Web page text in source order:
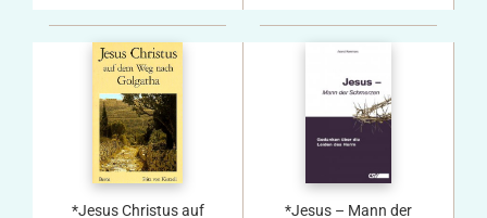
*Jesus Christus auf
*Jesus – Mann der